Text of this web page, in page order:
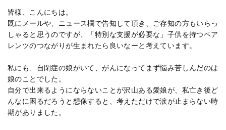
皆様、こんにちは。
既にメールや、ニュース欄で告知して頂き、ご存知の方もいらっ
しゃると思うのですが、「特別な支援が必要な」子供を持つペア
レンツのつながりが生まれたら良いなーと考えています。
私にも、自閉症の娘がいて、がんになってまず悩み苦しんだのは
娘のことでした。
自分で出来るようにならないことが沢山ある愛娘が、私亡き後ど
んなに困るだろうと想像すると、考えただけで涙が止まらない時
期がありました。